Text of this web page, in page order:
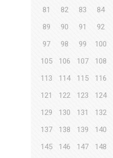
81
82 83 84
89
90 91 92
97
98 99 100
105
106 107 108
113
114 115 116
121
122 123 124
129
130 131 132
137
138 139 140
145
146 147 148